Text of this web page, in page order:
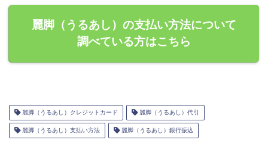
麗脚（うるあし）の支払い方法について
調べている方はこちら
麗脚（うるあし）クレジットカード 麗脚（うるあし）代引
麗脚（うるあし）支払い方法 麗脚（うるあし）銀行振込